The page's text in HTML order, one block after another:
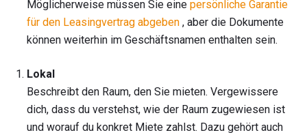
Möglicherweise müssen Sie eine persönliche Garantie
für den Leasingvertrag abgeben , aber die Dokumente
können weiterhin im Geschäftsnamen enthalten sein.
Lokal
Beschreibt den Raum, den Sie mieten. Vergewissere
dich, dass du verstehst, wie der Raum zugewiesen ist
und worauf du konkret Miete zahlst. Dazu gehört auch